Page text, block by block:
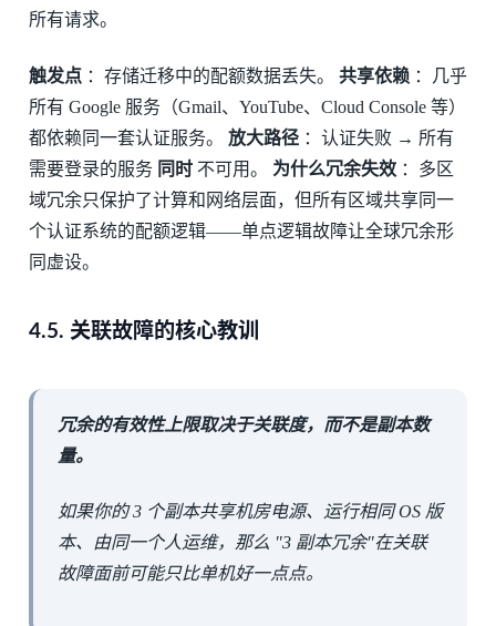
所有请求。
触发点：存储迁移中的配额数据丢失。 共享依赖：几乎
所有 Google 服务（Gmail、YouTube、Cloud Console 等）
都依赖同一套认证服务。 放大路径：认证失败 → 所有
需要登录的服务 同时不可用。 为什么冗余失效：多区
域冗余只保护了计算和网络层面，但所有区域共享同一
个认证系统的配额逻辑——单点逻辑故障让全球冗余形
同虚设。
4.5. 关联故障的核心教训
冗余的有效性上限取决于关联度，而不是副本数
量。
如果你的 3 个副本共享机房电源、运行相同 OS 版
本、由同一个人运维，那么 "3 副本冗余"在关联
故障面前可能只比单机好一点点。